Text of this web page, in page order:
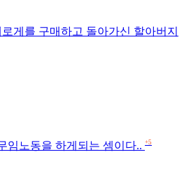
게를 구매하고 돌아가신 할아버지
임노동을 하게되는 셈이다.. +5